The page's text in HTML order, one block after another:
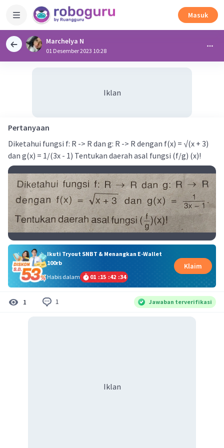
Masuk
Marchelya N
01 Desember 2023 10:28
Iklan
Pertanyaan
Diketahui fungsi f: R -> R dan g: R -> R dengan f(x) = √(x + 3)
dan g(x) = 1/(3x - 1) Tentukan daerah asal fungsi (f/g) (x)!
Ikuti Tryout SNBT & Menangkan E-Wallet
100rb
Habis dalam
01 :15 :42 :33
Klaim
1 1 Jawaban terverifikasi
Iklan